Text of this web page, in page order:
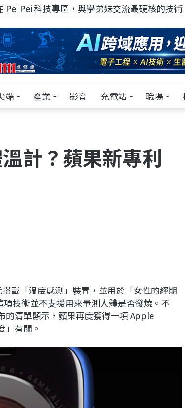
Pei Pei 科技專區，與學弟妹交流最硬核的技術
端 產業 影音 充電站 職場
計？蘋果新專利
搭載「溫度感測」裝置，並用於「女性的經期
技術並不支援用來量測人體是否發燒。不
的清單顯示，蘋果再度獲得一項 Apple
」有關。